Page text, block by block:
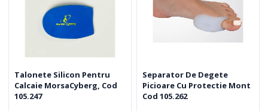
Talonete Silicon Pentru
Calcaie MorsaCyberg, Cod
105.247
Separator De Degete
Picioare Cu Protectie Mont
Cod 105.262